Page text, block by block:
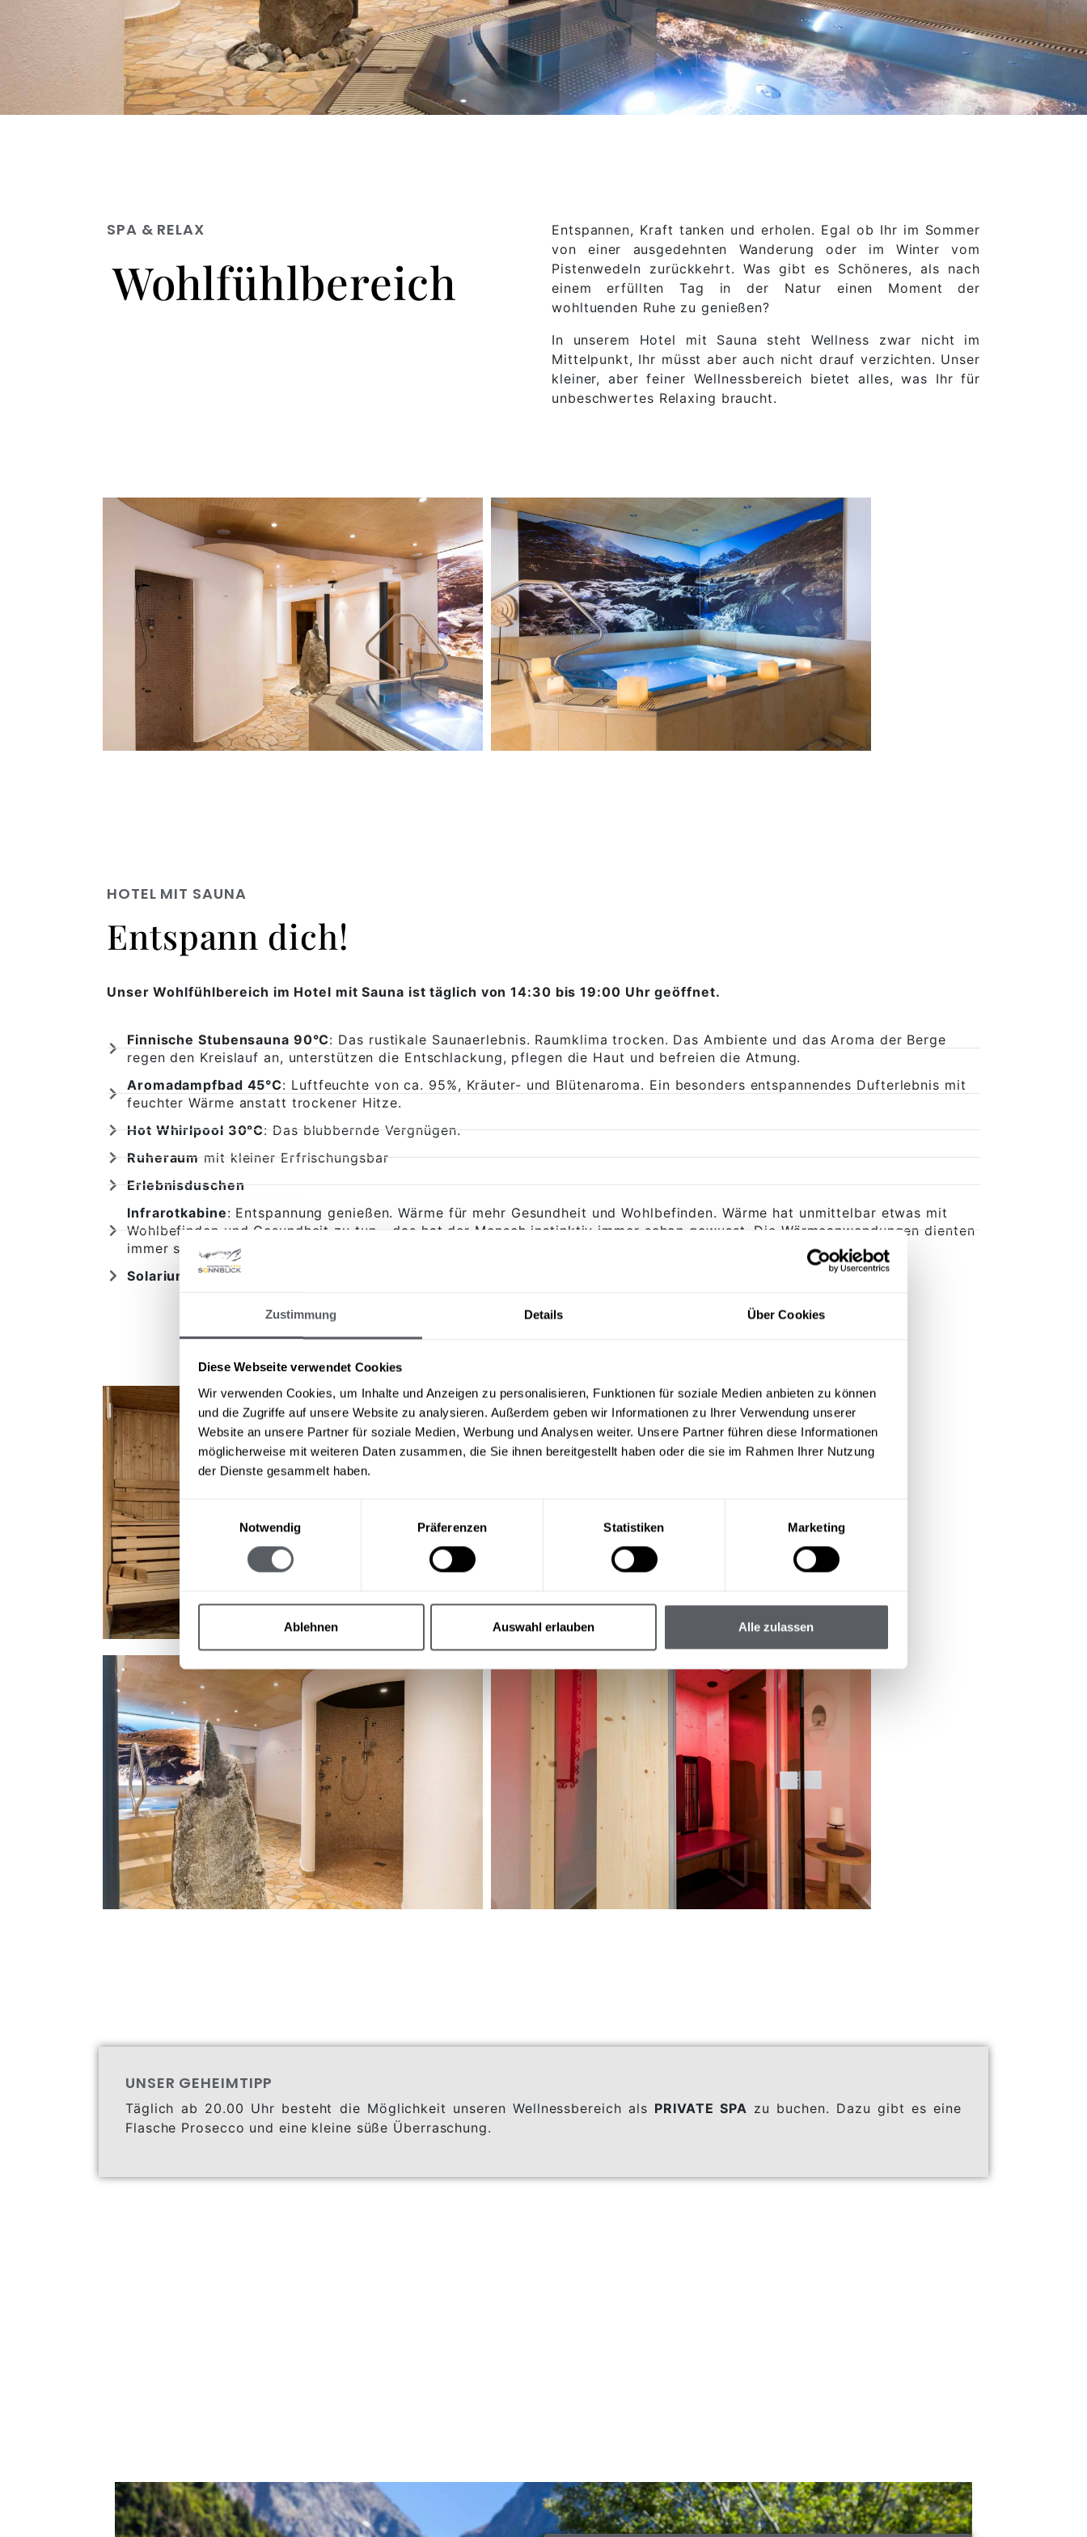
Zustimmung Details Über Cookies
Diese Webseite verwendet Cookies
Wir verwenden Cookies, um Inhalte und Anzeigen zu personalisieren, Funktionen für soziale Medien anbieten zu können
und die Zugriffe auf unsere Website zu analysieren. Außerdem geben wir Informationen zu Ihrer Verwendung unserer
Website an unsere Partner für soziale Medien, Werbung und Analysen weiter. Unsere Partner führen diese Informationen
möglicherweise mit weiteren Daten zusammen, die Sie ihnen bereitgestellt haben oder die sie im Rahmen Ihrer Nutzung
der Dienste gesammelt haben.
Notwendig
Präferenzen Statistiken Marketing
Ablehnen Auswahl erlauben Alle zulassen
SPA & RELAX
Wohlfühlbereich
Entspannen, Kraft tanken und erholen. Egal ob Ihr im Sommer
von einer ausgedehnten Wanderung oder im Winter vom
Pistenwedeln zurückkehrt. Was gibt es Schöneres, als nach
einem erfüllten Tag in der Natur einen Moment der
wohltuenden Ruhe zu genießen?
In unserem Hotel mit Sauna steht Wellness zwar nicht im
Mittelpunkt, Ihr müsst aber auch nicht drauf verzichten. Unser
kleiner, aber feiner Wellnessbereich bietet alles, was Ihr für
unbeschwertes Relaxing braucht.
HOTEL MIT SAUNA
Entspann dich!
Unser Wohlfühlbereich im Hotel mit Sauna ist täglich von 14:30 bis 19:00 Uhr geöffnet.
Finnische Stubensauna 90°C: Das rustikale Saunaerlebnis. Raumklima trocken. Das Ambiente und das Aroma der Berge
regen den Kreislauf an, unterstützen die Entschlackung, pflegen die Haut und befreien die Atmung.
Aromadampfbad 45°C: Luftfeuchte von ca. 95%, Kräuter- und Blütenaroma. Ein besonders entspannendes Dufterlebnis mit
feuchter Wärme anstatt trockener Hitze.
Hot Whirlpool 30°C: Das blubbernde Vergnügen.
Ruheraummit kleiner Erfrischungsbar
Erlebnisduschen
Infrarotkabine: Entspannung genießen. Wärme für mehr Gesundheit und Wohlbefinden. Wärme hat unmittelbar etwas mit
Wohlbefinden und Gesundheit zu tun - das hat der Mensch instinktiv immer schon gewusst. Die Wärmeanwendungen dienten
immer schon dazu, das Gewebe zu lockern, Schmerzen zu lindern und den Körper zu reinigen.
Solarium
(gegen Gebühr)
UNSER GEHEIMTIPP
Täglich ab 20.00 Uhr besteht die Möglichkeit unseren Wellnessbereich als PRIVATE SPA zu buchen. Dazu gibt es eine
Flasche Prosecco und eine kleine süße Überraschung.